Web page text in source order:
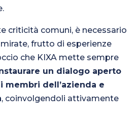
criticità comuni, è necessario
frutto di esperienze
che KIXA mette sempre
un dialogo aperto
membri dell’azienda e
, coinvolgendoli attivamente